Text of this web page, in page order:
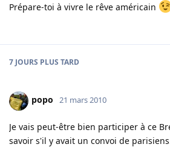
Prépare-toi à vivre le rêve américain
7 JOURS PLUS TARD
popo 21 mars 2010
Je vais peut-être bien participer à ce
savoir s'il y avait un convoi de